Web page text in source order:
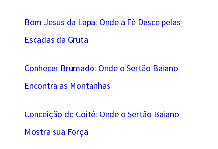
Bom Jesus da Lapa: Onde a Fé Desce pelas
Escadas da Gruta
Conhecer Brumado: Onde o Sertão Baiano
Encontra as Montanhas
Conceição do Coité: Onde o Sertão Baiano
Mostra sua Força